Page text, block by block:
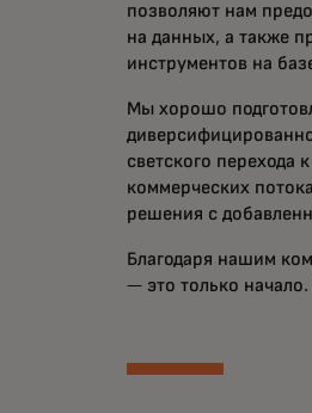
позволяют нам
на данных, а также
инструментов на
Мы хорошо
светского перехода
коммерческих
решения с
Благодаря нашим
— это только